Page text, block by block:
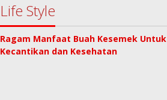
Life Style
Ragam Manfaat Buah Kesemek Untuk
Kecantikan dan Kesehatan